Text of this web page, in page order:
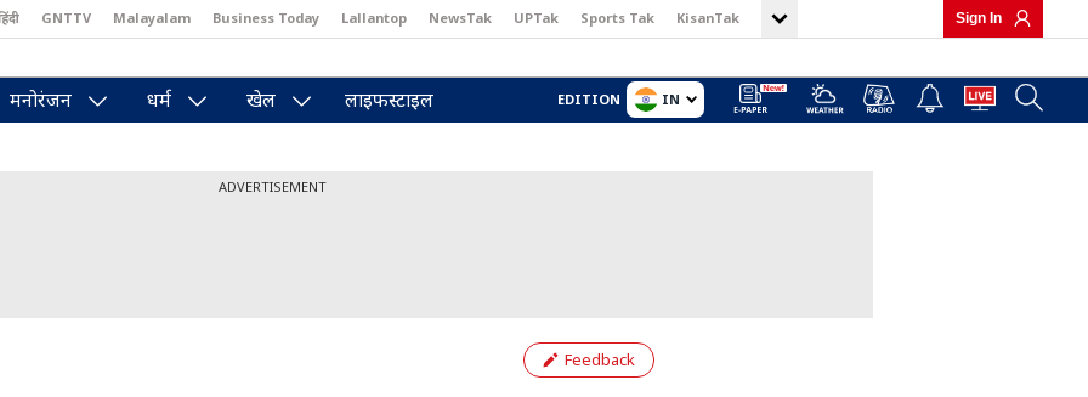
GNTTV Malayalam Business Today Lallantop NewsTak UPTak Sports Tak KisanTak Sign In
मनोरंजन धर्म खेल लाइफस्टाइल EDITION IN
ADVERTISEMENT
Feedback